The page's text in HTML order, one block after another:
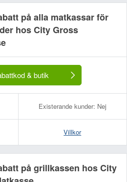
på alla matkassar för
hos City Gross
& butik
Existerande kunder: Nej
Villkor
på grillkassen hos City